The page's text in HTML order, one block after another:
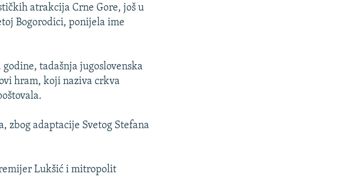
atrakcija Crne Gore, još u
Bogorodici, ponijela ime
tadašnja jugoslovenska
hram, koji naziva crkva
zbog adaptacije Svetog Stefana
Lukšić i mitropolit